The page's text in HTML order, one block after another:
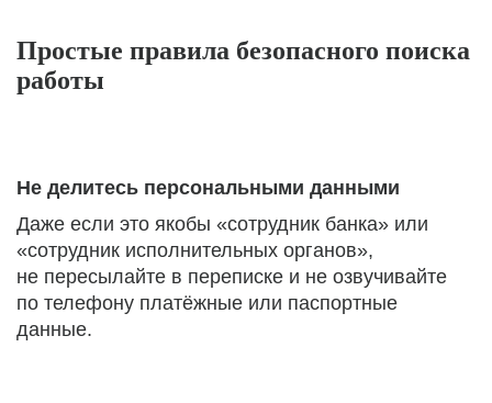
Простые правила безопасного поиска
работы
Не делитесь персональными данными
Даже если это якобы «сотрудник банка» или
«сотрудник исполнительных органов»,
не пересылайте в переписке и не озвучивайте
по телефону платёжные или паспортные
данные.